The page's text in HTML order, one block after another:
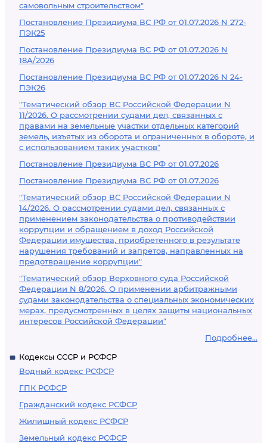
самовольным строительством"
Постановление Президиума ВС РФ от 01.07.2026 N 272-
ПЭК25
Постановление Президиума ВС РФ от 01.07.2026 N
18А/2026
Постановление Президиума ВС РФ от 01.07.2026 N 24-
ПЭК26
"Тематический обзор ВС Российской Федерации N
11/2026. О рассмотрении судами дел, связанных с
правами на земельные участки отдельных категорий
земель, изъятых из оборота и ограниченных в обороте, и
с использованием таких участков"
Постановление Президиума ВС РФ от 01.07.2026
Постановление Президиума ВС РФ от 01.07.2026
"Тематический обзор ВС Российской Федерации N
14/2026. О рассмотрении судами дел, связанных с
применением законодательства о противодействии
коррупции и обращением в доход Российской
Федерации имущества, приобретенного в результате
нарушения требований и запретов, направленных на
предотвращение коррупции"
"Тематический обзор Верховного суда Российской
Федерации N 8/2026. О применении арбитражными
судами законодательства о специальных экономических
мерах, предусмотренных в целях защиты национальных
интересов Российской Федерации"
Подробнее...
Кодексы СССР и РСФСР
Водный кодекс РСФСР
ГПК РСФСР
Гражданский кодекс РСФСР
Жилищный кодекс РСФСР
Земельный кодекс РСФСР